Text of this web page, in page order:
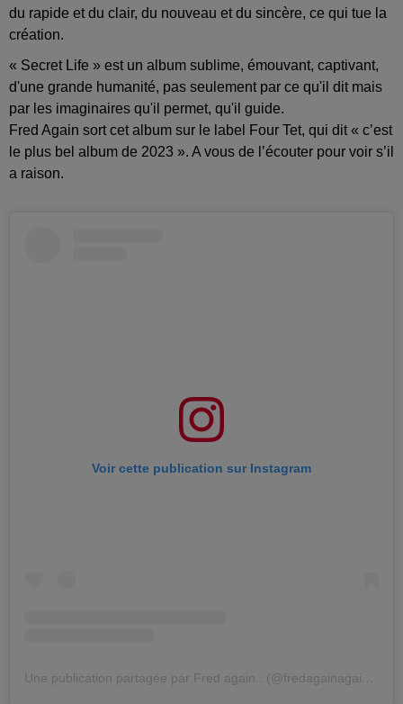
du rapide et du clair, du nouveau et du sincère, ce qui tue la
création.
« Secret Life » est un album sublime, émouvant, captivant,
d'une grande humanité, pas seulement par ce qu'il dit mais
par les imaginaires qu'il permet, qu'il guide.
Fred Again sort cet album sur le label Four Tet, qui dit « c’est
le plus bel album de 2023 ». A vous de l’écouter pour voir s’il
a raison.
Voir cette publication sur Instagram
Une publication partagée par Fred again.. (@fredagainagainagainagainagain)